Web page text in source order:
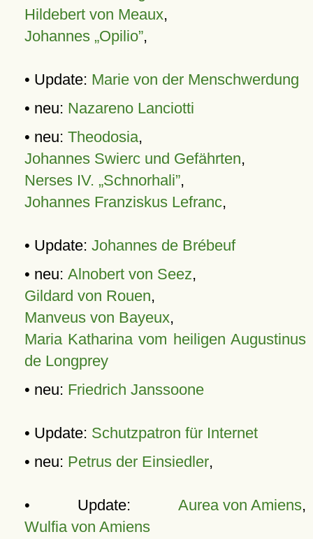
Hildebert von Meaux,
Johannes „Opilio”,
• Update: Marie von der Menschwerdung
• neu: Nazareno Lanciotti
• neu: Theodosia,
Johannes Swierc und Gefährten,
Nerses IV. „Schnorhali”,
Johannes Franziskus Lefranc,
• Update: Johannes de Brébeuf
• neu: Alnobert von Seez,
Gildard von Rouen,
Manveus von Bayeux,
Maria Katharina vom heiligen Augustinus
de Longprey
• neu: Friedrich Janssoone
• Update: Schutzpatron für Internet
• neu: Petrus der Einsiedler,
• Update: Aurea von Amiens,
Wulfia von Amiens